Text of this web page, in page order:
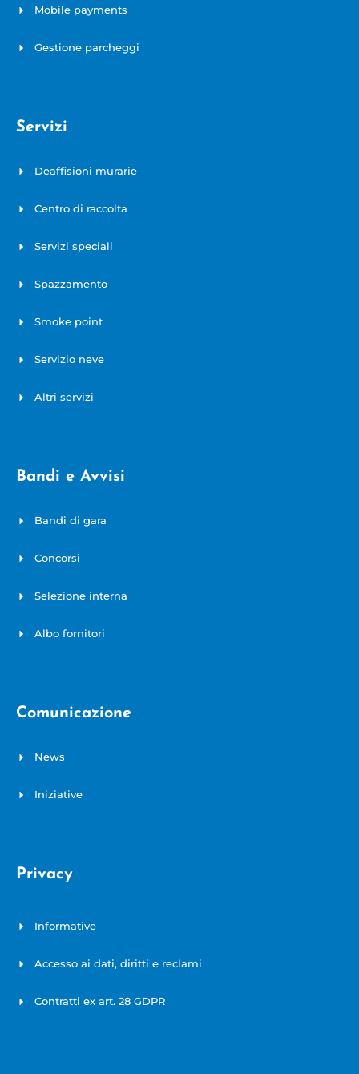
Mobile payments
Gestione parcheggi
Servizi
Deaffisioni murarie
Centro di raccolta
Servizi speciali
Spazzamento
Smoke point
Servizio neve
Altri servizi
Bandi e Avvisi
Bandi di gara
Concorsi
Selezione interna
Albo fornitori
Comunicazione
News
Iniziative
Privacy
Informative
Accesso ai dati, diritti e reclami
Contratti ex art. 28 GDPR